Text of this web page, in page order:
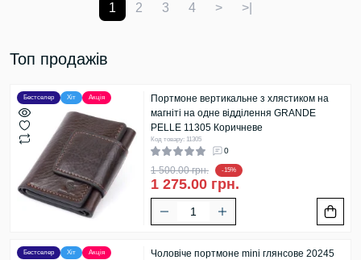
1 2 3 4 > >|
Топ продажів
Бестселер Хіт Акція
Портмоне вертикальне з хлястиком на
магніті на одне відділення GRANDE
PELLE 11305 Коричневе
Код товару: 11305
0
1 500.00 грн. -15%
1 275.00 грн.
Бестселер Хіт Акція
Чоловіче портмоне mini глянсове 20245